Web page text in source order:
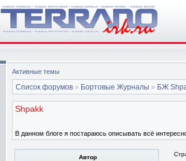
Активные темы
Список форумов » Бортовые Журналы » БЖ
Shpakk
В данном блоге я постараюсь описывать всё
Автор